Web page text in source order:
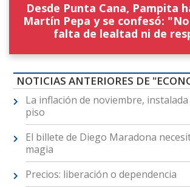
Desde Punta Cana, Pampita
Martín Pepa y se confesó:
falta de lealtad ni de
NOTICIAS ANTERIORES DE
La inflación de noviembre,
piso
El billete de Diego Maradona
magia
Precios: liberación o dependencia